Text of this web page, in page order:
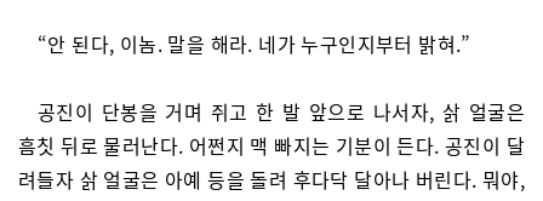
“안 된다, 이놈. 말을 해라. 네가 누구인지부터 밝혀.”
공진이 단봉을 거며 쥐고 한 발 앞으로 나서자, 삵 얼굴은
흠칫 뒤로 물러난다. 어쩐지 맥 빠지는 기분이 든다. 공진이 달
려들자 삵 얼굴은 아예 등을 돌려 후다닥 달아나 버린다. 뭐야,